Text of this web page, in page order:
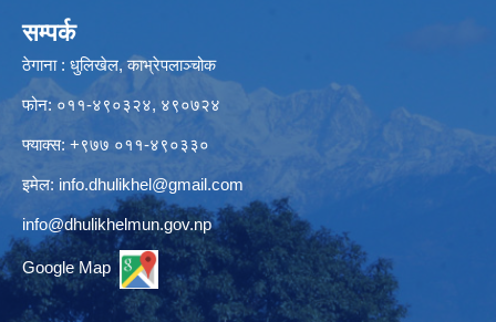
सम्पर्क
ठेगाना : धुलिखेल, काभ्रेपलाञ्चोक
फोन: ०११-४९०३२४, ४९०७२४
फ्याक्स: +९७७ ०११-४९०३३०
इमेल: info.dhulikhel@gmail.com
info@dhulikhelmun.gov.np
Google Map